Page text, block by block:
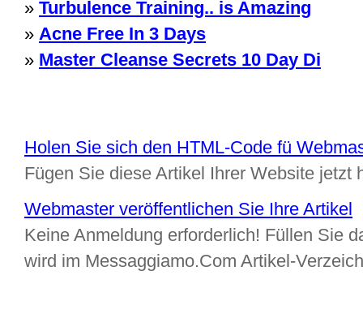
» Turbulence Training.. is Amazing
» Acne Free In 3 Days
» Master Cleanse Secrets 10 Day Di
Holen Sie sich den HTML-Code fü
Fügen Sie diese Artikel Ihrer Website jetzt
Webmaster veröffentlichen Sie Ihre Artikel
Keine Anmeldung erforderlich! Füllen Sie
wird im Messaggiamo.Com Artikel-